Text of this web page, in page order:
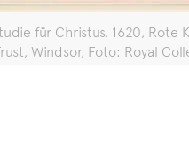
für Christus, 1620, Rote
Windsor, Foto: Royal